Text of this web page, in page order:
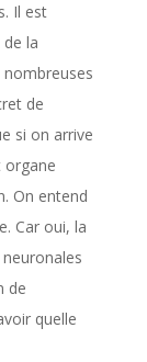
Il est
la
nombreuses
de
si on arrive
On entend
Car oui, la
de
quelle